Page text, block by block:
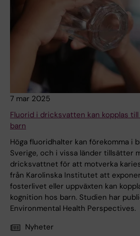
7 mar 2025
Fluorid i dricksvatten kan kopplas
barn
Höga fluoridhalter kan förekomma i
Sverige, och i vissa länder tillsätter
dricksvattnet för att motverka
från Karolinska Institutet att
fosterlivet eller uppväxten kan
kognition hos barn. Studien har
Environmental Health Perspectives.
Nyheter